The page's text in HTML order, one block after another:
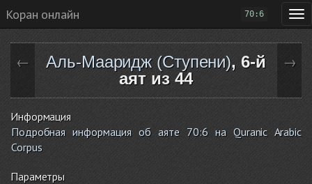
Коран онлайн 70:6
← Аль-Мааридж (Ступени), 6-й
аят из 44
→
Информация
Подробная информация об аяте 70:6 на Quranic Arabic
Corpus
Параметры